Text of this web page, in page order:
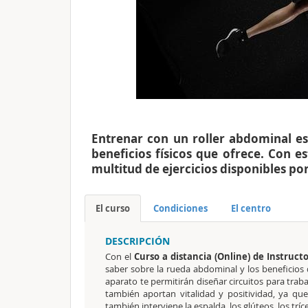
Entrenar con un roller abdominal
beneficios físicos que ofrece. Con
multitud de ejercicios disponibles
El curso Condiciones El centro
DESCRIPCIÓN
Con el Curso a distancia (Online) de
saber sobre la rueda abdominal y los
aparato te permitirán diseñar circuitos para
también aportan vitalidad y positividad, ya